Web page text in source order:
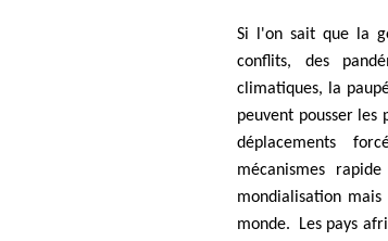
Si l'on sait que la
conflits, des
climatiques, la
peuvent pousser les
déplacements
mécanismes
mondialisation
monde. Les pays